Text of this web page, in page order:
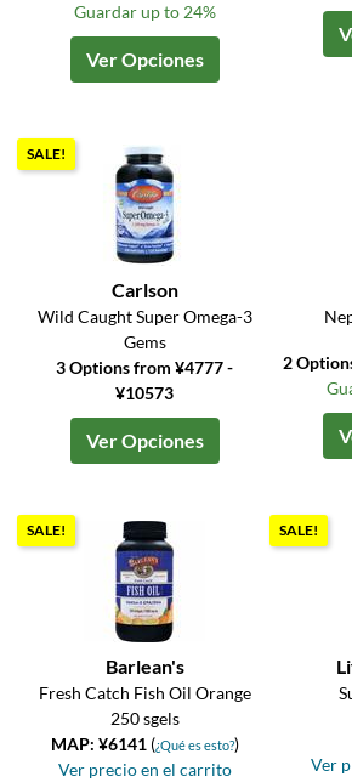
Guardar up to 24%
Ver Opciones
SALE!
Carlson
Wild Caught Super Omega-3
Gems
3 Options from ¥4777 -
¥10573
Ver Opciones
2
SALE!
Barlean's
Fresh Catch Fish Oil Orange
250 sgels
MAP: ¥6141 (¿Qué es esto?)
Ver precio en el carrito
SALE!
Ver